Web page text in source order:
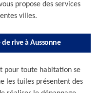
propose des services
villes.
rive à Aussonne
pour toute habitation se
les tuiles présentent des